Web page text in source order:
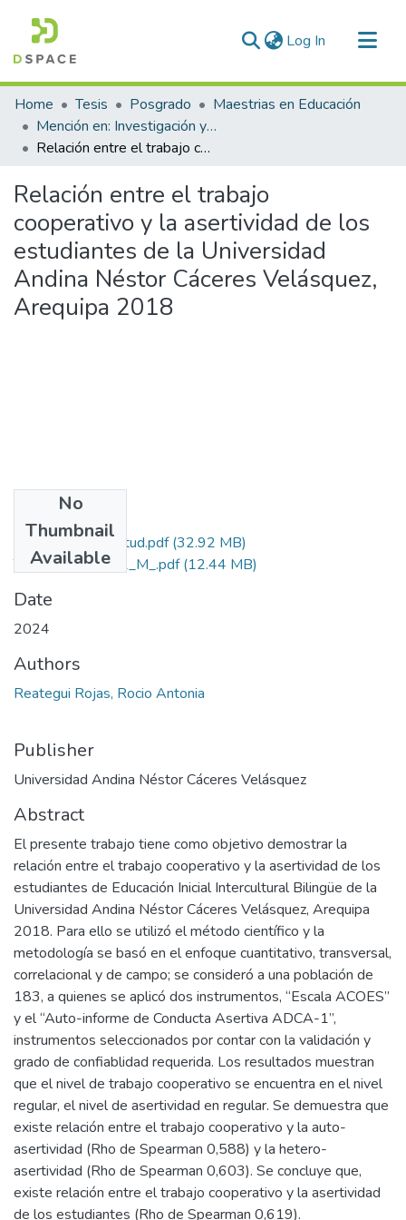
Log In (current)
Communities & Collections
All of DSpace
Statistics
Home Tesis Posgrado
Maestrias en Educación
Mención en: Investigación y Docencia en Educación Superior
Relación entre el trabajo cooperativo y la asertividad de los estudiantes de la Universidad Andina Néstor Cáceres Velásquez, Arequipa 2018
Relación entre el trabajo
cooperativo y la asertividad de los
estudiantes de la Universidad
Andina Néstor Cáceres Velásquez,
Arequipa 2018
No
Thumbnail
Available
Grado de Similitud.pdf(32.92 MB)
T036_29408141_M_.pdf(12.44 MB)
Date
2024
Authors
Reategui Rojas, Rocio Antonia
Publisher
Universidad Andina Néstor Cáceres Velásquez
Abstract
El presente trabajo tiene como objetivo demostrar la
relación entre el trabajo cooperativo y la asertividad de los
estudiantes de Educación Inicial Intercultural Bilingüe de la
Universidad Andina Néstor Cáceres Velásquez, Arequipa
2018. Para ello se utilizó el método científico y la
metodología se basó en el enfoque cuantitativo, transversal,
correlacional y de campo; se consideró a una población de
183, a quienes se aplicó dos instrumentos, “Escala ACOES”
y el “Auto-informe de Conducta Asertiva ADCA-1”,
instrumentos seleccionados por contar con la validación y
grado de confiablidad requerida. Los resultados muestran
que el nivel de trabajo cooperativo se encuentra en el nivel
regular, el nivel de asertividad en regular. Se demuestra que
existe relación entre el trabajo cooperativo y la auto-
asertividad (Rho de Spearman 0,588) y la hetero-
asertividad (Rho de Spearman 0,603). Se concluye que,
existe relación entre el trabajo cooperativo y la asertividad
de los estudiantes (Rho de Spearman 0,619).